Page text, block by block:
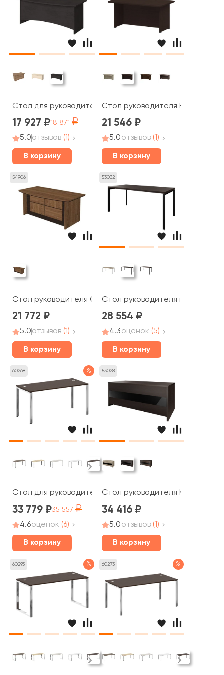
Стол для руководителя 1600x920x765 Фёст / First
17 927 18 871
5.0отзывов (1)
В корзину
Стол руководителя К-960
21 546
5.0отзывов (1)
В корзину
54906
Стол руководителя Ot-16 On.Top
21 772
5.0отзывов (1)
В корзину
53032
Стол руководителя на
28 554
4.3оценок (5)
В корзину
60268 %
Стол для руководителя на П-обр. м/к 1600x720x750
33 779 35 557
4.6оценок (6)
В корзину
53028
Стол руководителя КТ-17
34 416
5.0отзывов (1)
В корзину
60293 % 60273 %